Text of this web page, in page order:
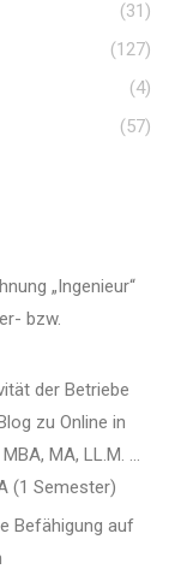
(31)
(127)
(4)
(57)
„Ingenieur“
bzw.
der Betriebe
zu Online in
MA, LL.M. …
(1 Semester)
Befähigung auf